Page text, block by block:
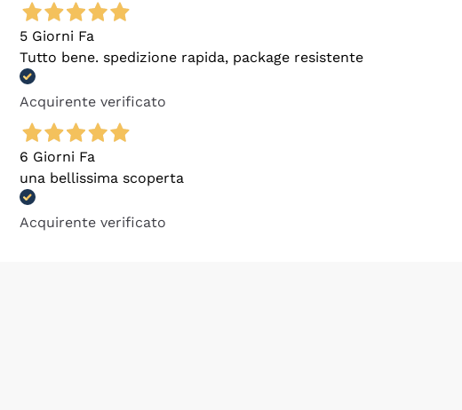
5 Giorni Fa
Tutto bene. spedizione rapida, package resistente
Acquirente verificato
6 Giorni Fa
una bellissima scoperta
Acquirente verificato